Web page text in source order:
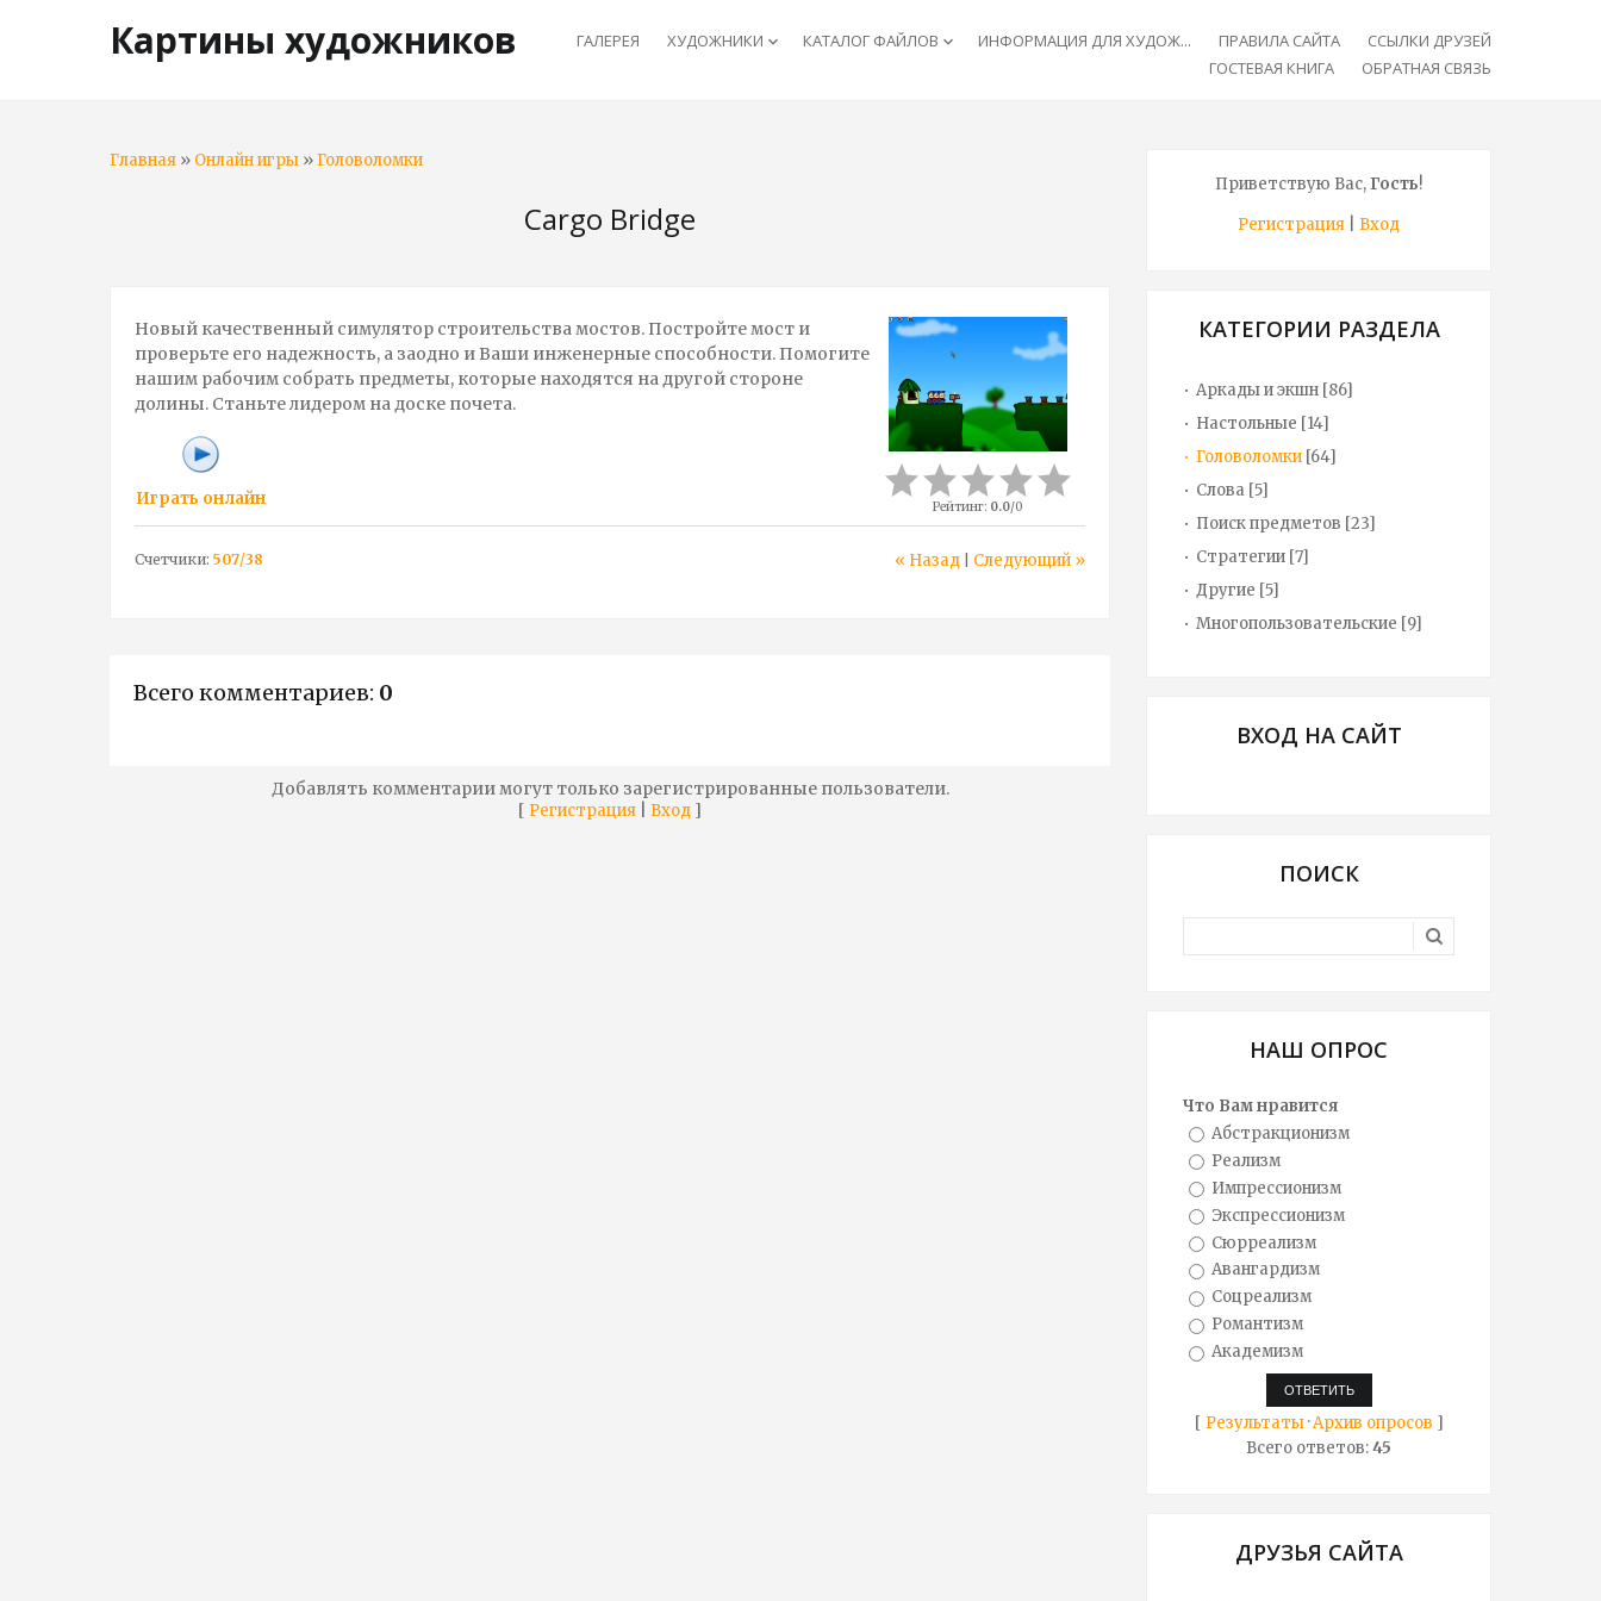
Картины художников ГАЛЕРЕЯ ХУДОЖНИКИ keyboard_arrow_down КАТАЛОГ ФАЙЛОВ keyboard_arrow_down ИНФОРМАЦИЯ ДЛЯ ХУДОЖ... ПРАВИЛА САЙТА
ССЫЛКИ ДРУЗЕЙ
ГОСТЕВАЯ КНИГА
ОБРАТНАЯ СВЯЗЬ
Главная » Онлайн игры »Головоломки
Cargo Bridge
Новый качественный симулятор строительства мостов. Постройте мост и
проверьте его надежность, а заодно и Ваши инженерные способности. Помогите
нашим рабочим собрать предметы, которые находятся на другой стороне
долины. Станьте лидером на доске почета.
Играть онлайн Рейтинг: 0.0/0
« Назад Следующий »
Счетчики: 507/38
Всего комментариев: 0
Добавлять комментарии могут только зарегистрированные пользователи.
[ Регистрация Вход ]
Приветствую Вас,Гость!
Регистрация
Вход
КАТЕГОРИИ РАЗДЕЛА
Аркады и экшн [86]
Настольные [14]
Головоломки [64]
Слова [5]
Поиск предметов [23]
Стратегии [7]
Другие [5]
Многопользовательские [9]
ВХОД НА САЙТ
ПОИСК
НАШ ОПРОС
Что Вам нравится
Абстракционизм
Реализм
Импрессионизм
Экспрессионизм
Сюрреализм
Авангардизм
Соцреализм
Романтизм
Академизм
[ Результаты·Архив опросов ]
Всего ответов:45
ДРУЗЬЯ САЙТА